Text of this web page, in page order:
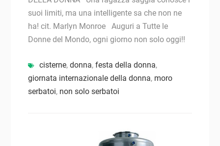
suoi limiti, ma una intelligente sa che non ne
ha! cit. Marlyn Monroe Auguri a Tutte le
Donne del Mondo, ogni giorno non solo oggi!!
cisterne, donna, festa della donna,
giornata internazionale della donna, moro
serbatoi, non solo serbatoi